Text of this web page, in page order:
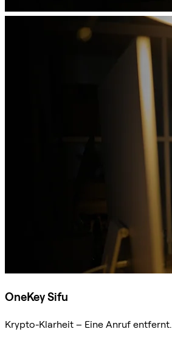
OneKey Sifu
Krypto-Klarheit – Eine Anruf entfernt.